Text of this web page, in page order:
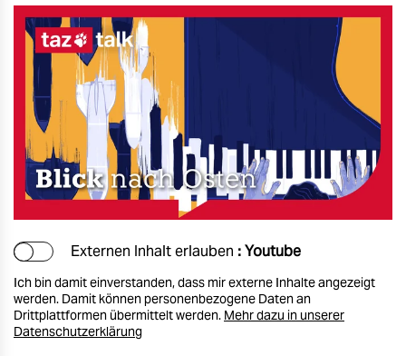
Externen Inhalt erlauben : Youtube
Ich bin damit einverstanden, dass mir externe Inhalte angezeigt
werden. Damit können personenbezogene Daten an
Drittplattformen übermittelt werden. Mehr dazu in unserer
Datenschutzerklärung